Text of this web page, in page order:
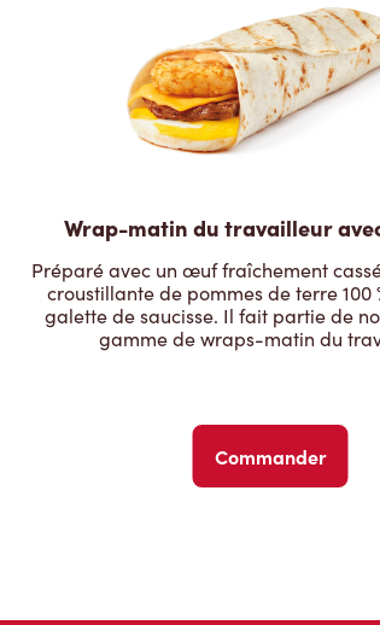
Wrap-matin du travailleur
Préparé avec un œuf fraîchement
croustillante de pommes de terre 100
galette de saucisse. Il fait partie de
gamme de wraps-matin du
Commander